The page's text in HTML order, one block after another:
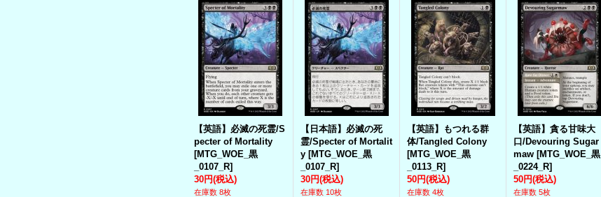
【英語】必滅の死霊/S
pecter of Mortality
[MTG_WOE_黒
_0107_R]
30円(税込)
在庫数 8枚
【日本語】必滅の死
霊/Specter of Mortalit
y [MTG_WOE_黒
_0107_R]
30円(税込)
在庫数 10枚
【英語】もつれる群
体/Tangled Colony
[MTG_WOE_黒
_0113_R]
50円(税込)
在庫数 4枚
【英語】貪る甘味大
口/Devouring Sugar
maw [MTG_WOE_黒
_0224_R]
50円(税込)
在庫数 5枚